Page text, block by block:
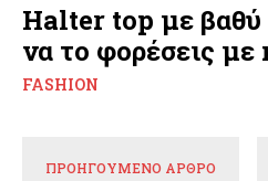
Halter top με
να το φορέσεις
FASHION
ΠΡΟΗΓΟΎΜΕΝΟ ΆΡΘΡΟ